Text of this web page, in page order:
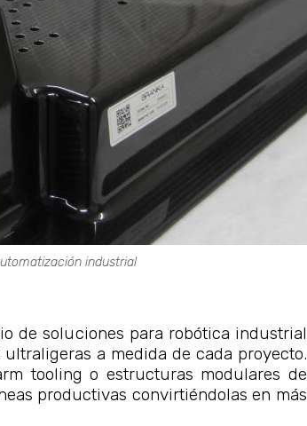
industrial
de soluciones para robótica industrial
a medida de cada proyecto.
tooling o estructuras modulares de
productivas convirtiéndolas en más